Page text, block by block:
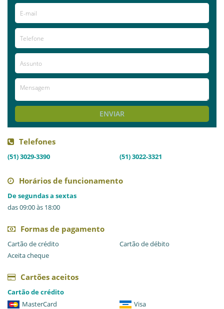
ENVIAR
Telefones
(51) 3029-3390 (51) 3022-3321
Horários de funcionamento
De segundas a sextas
das 09:00 às 18:00
Formas de pagamento
Cartão de crédito
Cartão de débito
Aceita cheque
Cartões aceitos
Cartão de crédito
MasterCard
Visa